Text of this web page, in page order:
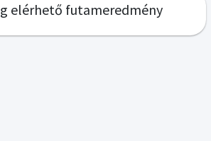
elérhető futameredmény